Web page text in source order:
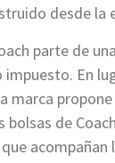
desde la
parte de
En
marca
bolsas de